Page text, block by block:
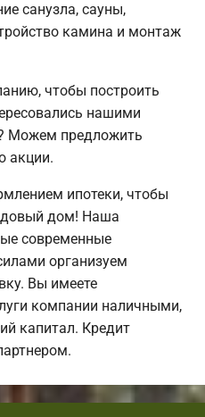
санузла, сауны,
камина и монтаж
чтобы построить
нашими
Можем предложить
акции.
ипотеки, чтобы
дом! Наша
современные
организуем
Вы имеете
компании наличными,
капитал. Кредит